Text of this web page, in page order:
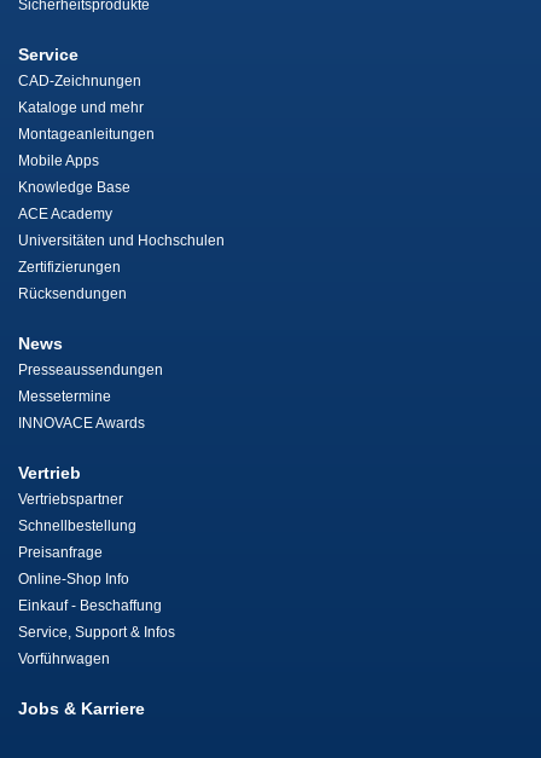
Sicherheitsprodukte
Service
CAD-Zeichnungen
Kataloge und mehr
Montageanleitungen
Mobile Apps
Knowledge Base
ACE Academy
Universitäten und Hochschulen
Zertifizierungen
Rücksendungen
News
Presseaussendungen
Messetermine
INNOVACE Awards
Vertrieb
Vertriebspartner
Schnellbestellung
Preisanfrage
Online-Shop Info
Einkauf - Beschaffung
Service, Support & Infos
Vorführwagen
Jobs & Karriere